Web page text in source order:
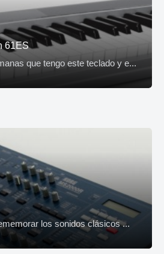
61ES
que tengo este teclado y e...
los sonidos clásicos ...